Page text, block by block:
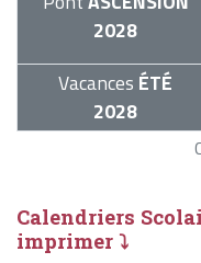
2028
Vacances ÉTÉ
2028
Calendriers
imprimer ⤵